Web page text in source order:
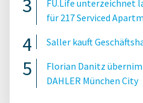
FU.Life unterzeichnet
für 217 Serviced
Saller kauft
Florian Danitz
DAHLER München City